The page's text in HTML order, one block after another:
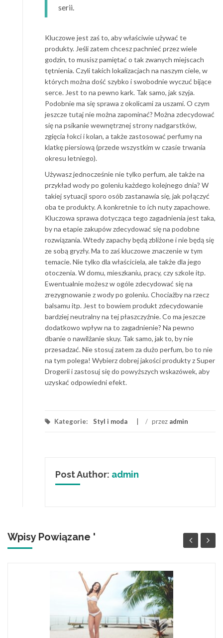
serii.
Kluczowe jest zaś to, aby właściwie używać te
produkty. Jeśli zatem chcesz pachnieć przez wiele
godzin, to musisz pamiętać o tak zwanych miejscach
tętnienia. Czyli takich lokalizacjach na naszym ciele, w
których można dość szybko i swobodnie wyczuć bijące
serce. Jest to na pewno kark. Tak samo, jak szyja.
Podobnie ma się sprawa z okolicami za uszami. O czym
jeszcze tutaj nie można zapominać? Można zdecydować
się na psikanie wewnętrznej strony nadgarstków,
zgięcia łokci i kolan, a także zastosować perfumy na
klatkę piersiową (przede wszystkim w czasie trwania
okresu letniego).
Używasz jednocześnie nie tylko perfum, ale także na
przykład wody po goleniu każdego kolejnego dnia? W
takiej sytuacji sporo osób zastanawia się, jak połączyć
oba te produkty. A konkretnie to ich nuty zapachowe.
Kluczowa sprawa dotycząca tego zagadnienia jest taka,
by na etapie zakupów zdecydować się na podobne
rozwiązania. Wtedy zapachy będą zbliżone i nie będą się
ze sobą gryzły. Ma to zaś kluczowe znaczenie w tym
temacie. Nie tylko dla właściciela, ale także dla jego
otoczenia. W domu, mieszkaniu, pracy, czy szkole itp.
Ewentualnie możesz w ogóle zdecydować się na
zrezygnowanie z wody po goleniu. Chociażby na rzecz
balsamu itp. Jest to bowiem produkt zdecydowanie
bardziej neutralny na tej płaszczyźnie. Co ma jeszcze
dodatkowo wpływ na to zagadnienie? Na pewno
dbanie o nawilżanie skuy. Tak samo, jak to, by nie
przesadzać. Nie stosuj zatem za dużo perfum, bo to nie
na tym polega! Wybierz dobrej jakości produkty z Super
Drogerii i zastosuj się do powyższych wskazówek, aby
uzyskać odpowiedni efekt.
Kategorie: Styl i moda / przez admin
Post Author: admin
Wpisy Powiązane '